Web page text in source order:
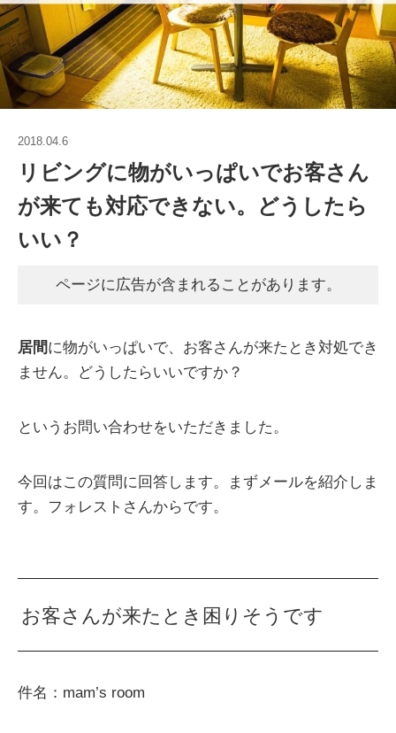
2018.04.6
リビングに物がいっぱいでお客さん
が来ても対応できない。どうしたら
いい？
ページに広告が含まれることがあります。
居間に物がいっぱいで、お客さんが来たとき対処でき
ません。どうしたらいいですか？
というお問い合わせをいただきました。
今回はこの質問に回答します。まずメールを紹介しま
す。フォレストさんからです。
お客さんが来たとき困りそうです
件名：mam’s room